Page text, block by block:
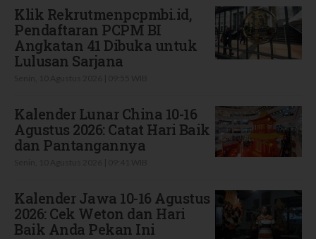
Klik Rekrutmenpcpmbi.id,
Pendaftaran PCPM BI
Angkatan 41 Dibuka untuk
Lulusan Sarjana
Kalender Lunar China 10-16
Agustus 2026: Catat Hari Baik
dan Pantangannya
Kalender Jawa 10-16 Agustus
2026: Cek Weton dan Hari
Baik Anda Pekan Ini